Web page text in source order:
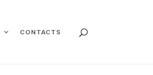
CONTACTS